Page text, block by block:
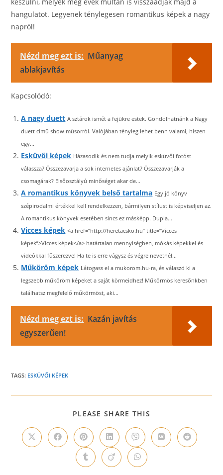
hangulatot. Legyenek ténylegesen romantikus képek a nagy
napról!
Nézd meg ezt is: Műanyag
ablakjavítás
Kapcsolódó:
A nagy duett A sztárok ismét a fejükre estek. Gondolhatnánk a Nagy
duett című show műsorról. Valójában tényleg lehet benn valami, hiszen
egy...
Esküvői képek Házasodik és nem tudja melyik esküvői fotóst
válassza? Összezavarja a sok internetes ajánlat? Összezavarják a
csomagárak? Elsőosztályú minőséget akar de...
A romantikus könyvek belső tartalma Egy jó könyv
szépirodalmi értékkel kell rendelkezzen, bármilyen stílust is képviseljen az.
A romantikus könyvek esetében sincs ez másképp. Dupla...
Vicces képek <a href=”http://heretacsko.hu” title=”Vicces
képek”>Vicces képek</a> határtalan mennyiségben, mókás képekkel és
videókkal fűszerezve! Ha te is erre vágysz és végre nevetnél...
Műköröm képek Látogass el a mukorom.hu-ra, és válaszd ki a
legszebb műköröm képeket a saját körmeidhez! Műkörmös keresőnkben
találhatsz megfelelő műkörmöst, aki...
Nézd meg ezt is: Kazán javítás
egyszerűen!
TAGS: ESKÜVŐI KÉPEK
PLEASE SHARE THIS
CONTENT
Opens
in
Opens
in
window
Opens
in
a
new
window
Opens
in
a
new
window
Opens
in
a
new
window
Opens
in
Opens
in
Opens
in
Opens
in
Opens
in